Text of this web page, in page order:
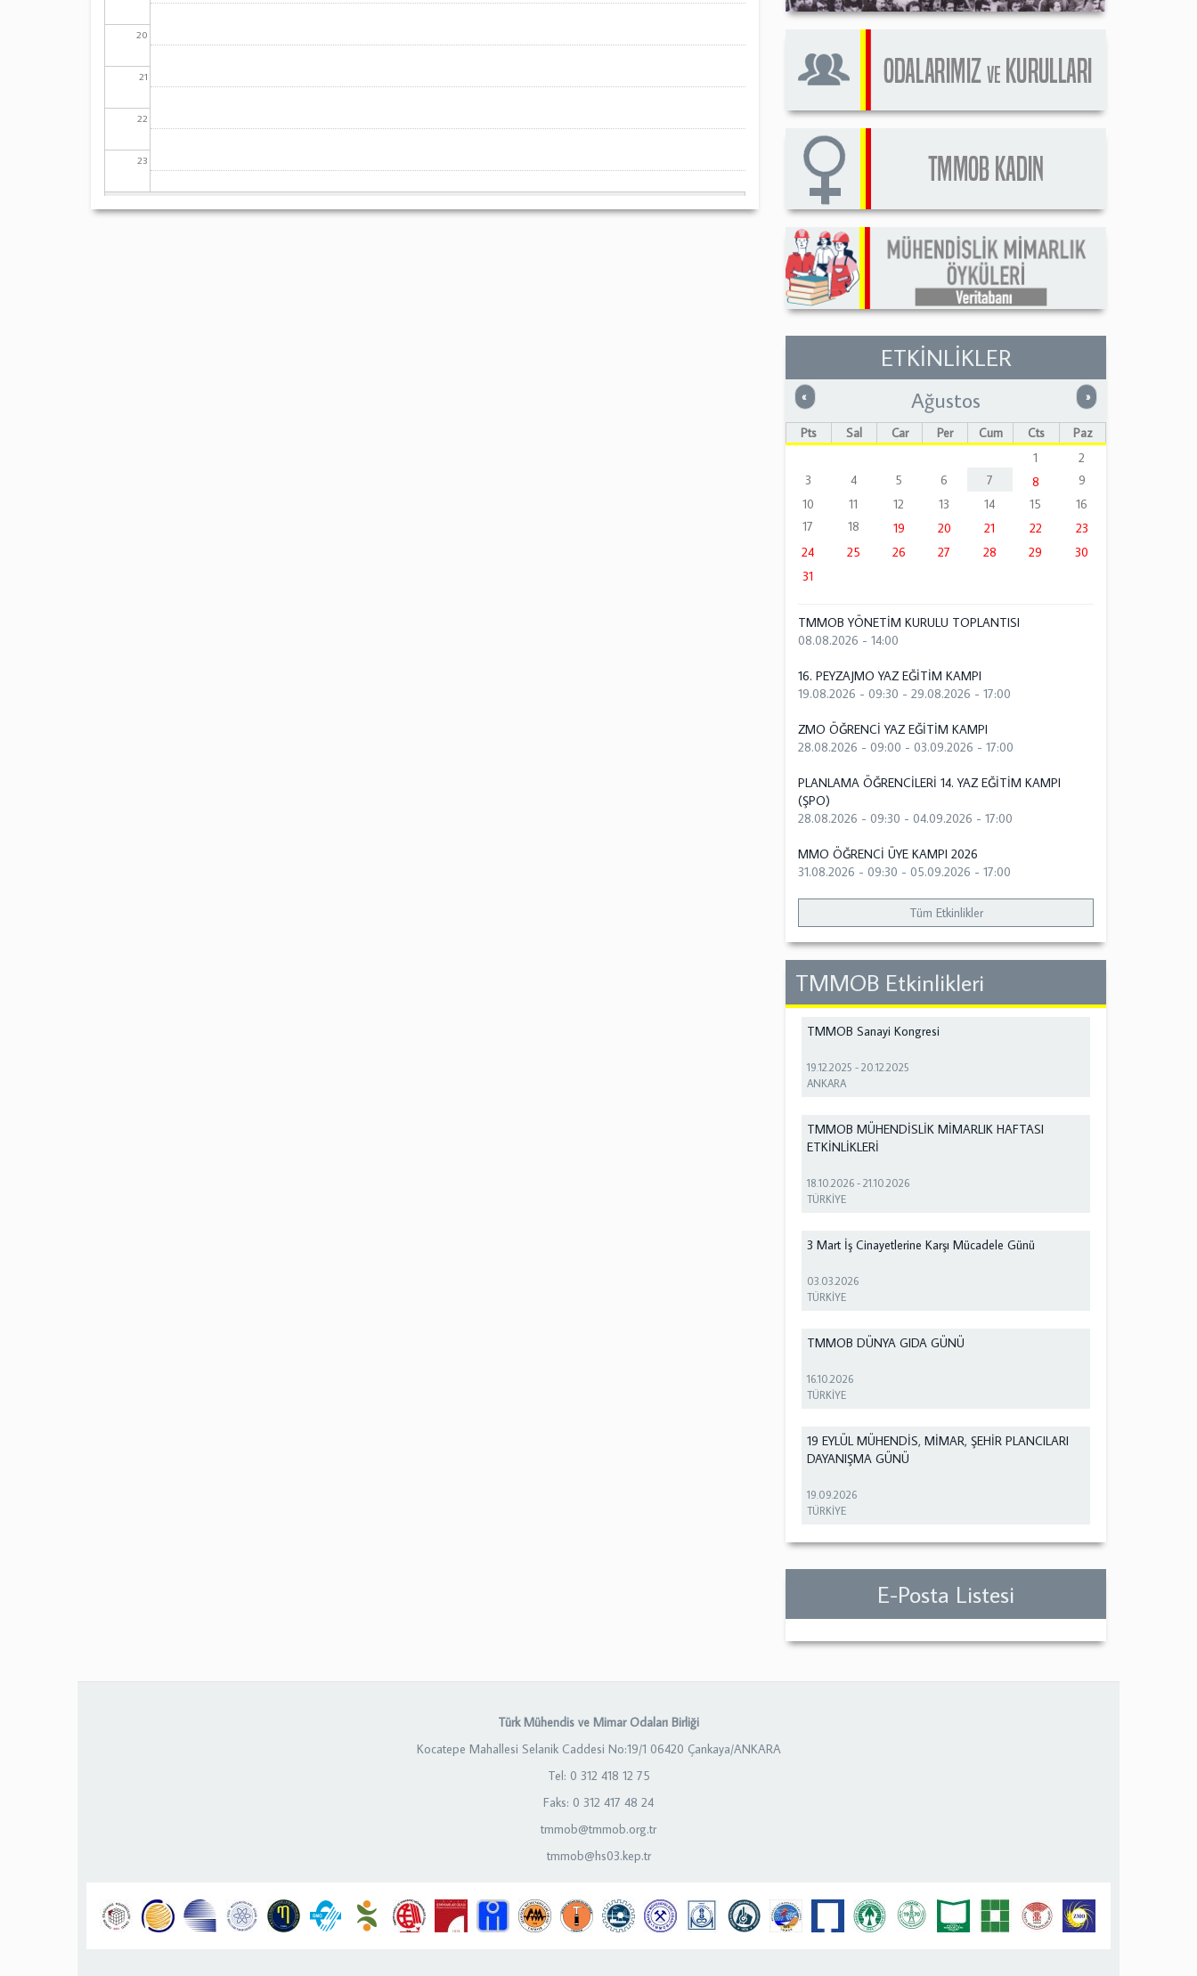
20
21
22
23
ETKİNLİKLER
« Önceki »Sonraki
Ağustos
Pts Sal Çar Per Cum Cts
Paz
1
2
3
4 5 6 7 8
9
10
11 12 13 14 15
16
17
18 19 20 21 22
23
24
25 26 27 28 29
30
31
TMMOB YÖNETİM KURULU TOPLANTISI
08.08.2026 - 14:00
16. PEYZAJMO YAZ EĞİTİM KAMPI
19.08.2026 - 09:30 -29.08.2026 - 17:00
ZMO ÖĞRENCİ YAZ EĞİTİM KAMPI
28.08.2026 - 09:00 -03.09.2026 - 17:00
PLANLAMA ÖĞRENCİLERİ 14. YAZ EĞİTİM KAMPI
(ŞPO)
28.08.2026 - 09:30 -04.09.2026 - 17:00
MMO ÖĞRENCİ ÜYE KAMPI 2026
31.08.2026 - 09:30 -05.09.2026 - 17:00
Tüm Etkinlikler
TMMOB Etkinlikleri
TMMOB Sanayi Kongresi
19.12.2025 -20.12.2025
ANKARA
TMMOB MÜHENDİSLİK MİMARLIK HAFTASI
ETKİNLİKLERİ
18.10.2026 -21.10.2026
TÜRKİYE
3 Mart İş Cinayetlerine Karşı Mücadele Günü
03.03.2026
TÜRKİYE
TMMOB DÜNYA GIDA GÜNÜ
16.10.2026
TÜRKİYE
19 EYLÜL MÜHENDİS, MİMAR, ŞEHİR PLANCILARI
DAYANIŞMA GÜNÜ
19.09.2026
TÜRKİYE
E-Posta Listesi
Türk Mühendis ve Mimar Odaları Birliği
Kocatepe Mahallesi Selanik Caddesi No:19/1 06420 Çankaya/ANKARA
Tel: 0 312 418 12 75
Faks: 0 312 417 48 24
tmmob@tmmob.org.tr
tmmob@hs03.kep.tr